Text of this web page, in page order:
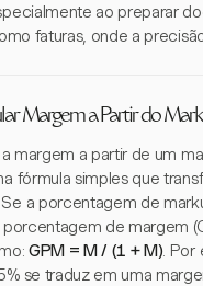
ao preparar
faturas, onde a
Margem a Partir do
a margem a partir de um
fórmula simples que
a porcentagem de
de margem
GPM = M / (1 + M). Por
se traduz em uma